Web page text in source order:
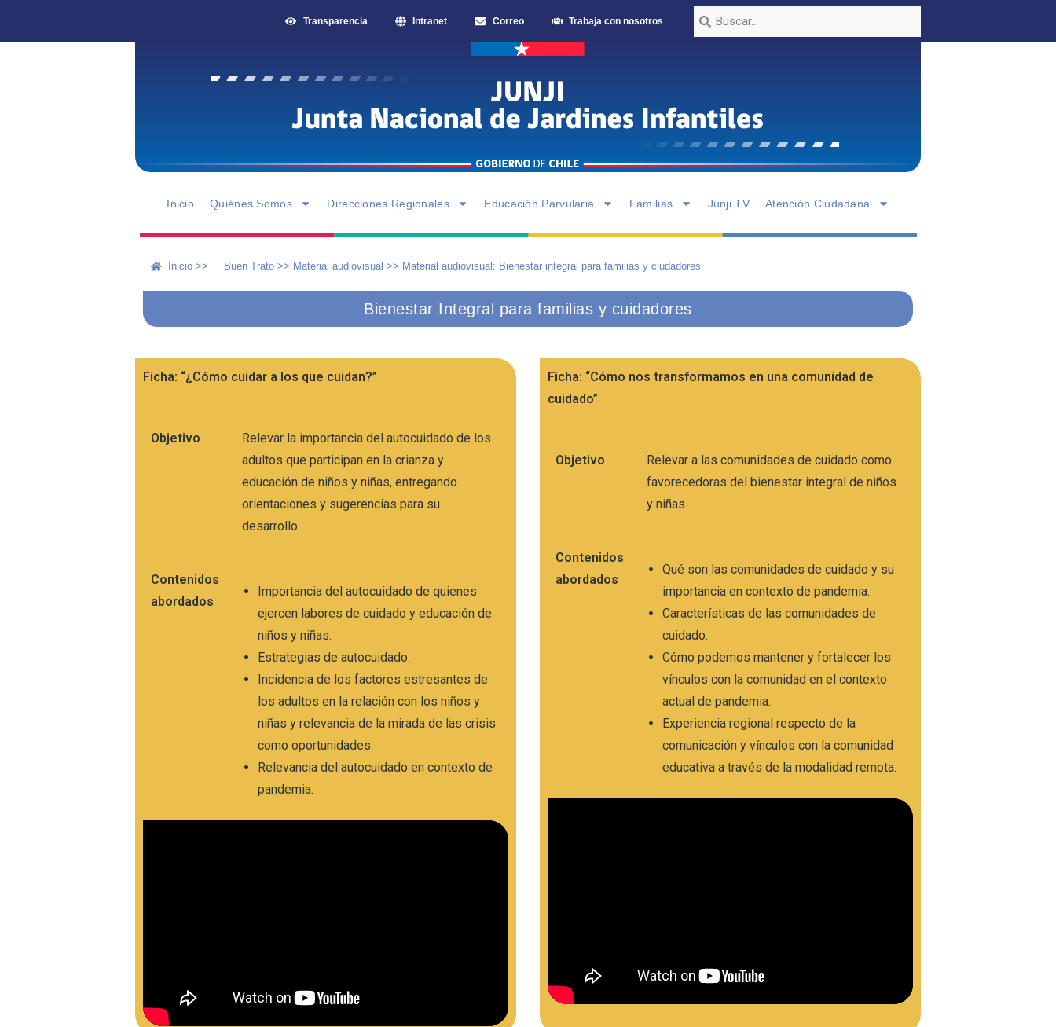
Transparencia Intranet Correo Trabaja con nosotros
Inicio Quiénes Somos Direcciones Regionales Educación Parvularia Familias Junji TV Atención Ciudadana
Inicio >> Buen Trato >> Material audiovisual >> Material audiovisual: Bienestar integral para familias y ciudadores
Bienestar Integral para familias y cuidadores
Ficha: “¿Cómo cuidar a los que cuidan?”
Objetivo
Relevar la importancia del autocuidado de los
adultos que participan en la crianza y
educación de niños y niñas, entregando
orientaciones y sugerencias para su
desarrollo.
Contenidos
abordados
Importancia del autocuidado de quienes
ejercen labores de cuidado y educación de
niños y niñas.
Estrategias de autocuidado.
Incidencia de los factores estresantes de
los adultos en la relación con los niños y
niñas y relevancia de la mirada de las crisis
como oportunidades.
Relevancia del autocuidado en contexto de
pandemia.
Ficha: “Cómo nos transformamos en una comunidad de
cuidado”
Objetivo
Relevar a las comunidades de cuidado como
favorecedoras del bienestar integral de niños
y niñas.
Contenidos
abordados
Qué son las comunidades de cuidado y su
importancia en contexto de pandemia.
Características de las comunidades de
cuidado.
Cómo podemos mantener y fortalecer los
vínculos con la comunidad en el contexto
actual de pandemia.
Experiencia regional respecto de la
comunicación y vínculos con la comunidad
educativa a través de la modalidad remota.